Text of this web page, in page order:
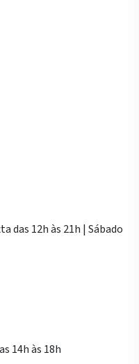
das 12h às 21h | Sábado
14h às 18h